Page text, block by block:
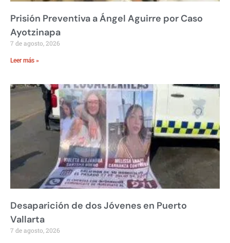
Prisión Preventiva a Ángel Aguirre por Caso
Ayotzinapa
7 de agosto, 2026
Leer más »
Desaparición de dos Jóvenes en Puerto
Vallarta
7 de agosto, 2026